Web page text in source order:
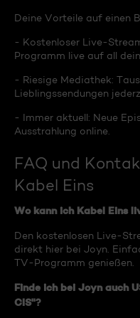
Deine Vorteile auf einen
- Kostenloser Live-
Programm live auf all
- Riesige Mediathek:
Lieblingssendungen
- Immer aktuell: Neue
Ausstrahlung online.
FAQ und
Kabel Eins
Wo kann ich Kabel Eins
Den kostenlosen Live-
direkt hier bei Joyn.
TV-Programm genießen.
Finde ich bei Joyn auch
CIS"?